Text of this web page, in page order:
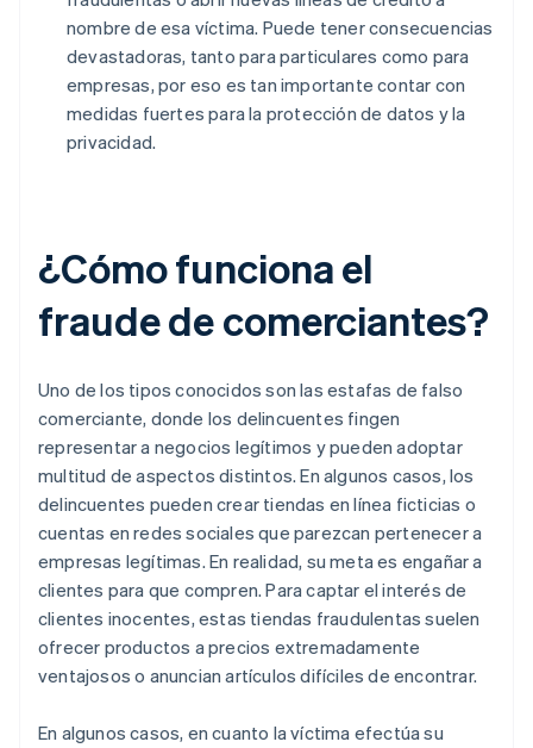
nombre de esa víctima. Puede tener consecuencias
devastadoras, tanto para particulares como para
empresas, por eso es tan importante contar con
medidas fuertes para la protección de datos y la
privacidad.
¿Cómo funciona el
fraude de comerciantes?
Uno de los tipos conocidos son las estafas de falso
comerciante, donde los delincuentes fingen
representar a negocios legítimos y pueden adoptar
multitud de aspectos distintos. En algunos casos, los
delincuentes pueden crear tiendas en línea ficticias o
cuentas en redes sociales que parezcan pertenecer a
empresas legítimas. En realidad, su meta es engañar a
clientes para que compren. Para captar el interés de
clientes inocentes, estas tiendas fraudulentas suelen
ofrecer productos a precios extremadamente
ventajosos o anuncian artículos difíciles de encontrar.
En algunos casos, en cuanto la víctima efectúa su